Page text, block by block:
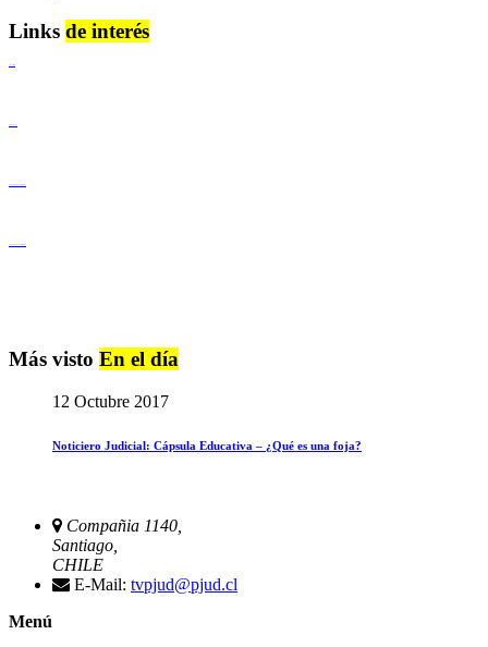
Links de interés
Más visto En el día
12 Octubre 2017
Noticiero Judicial: Cápsula Educativa – ¿Qué es una foja?
Compañia 1140,
Santiago,
CHILE
E-Mail: tvpjud@pjud.cl
Menú